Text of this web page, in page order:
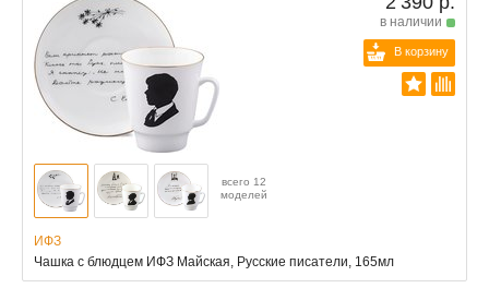
в наличии
В корзину
всего 12
моделей
ИФЗ
Чашка с блюдцем ИФЗ Майская, Русские писатели, 165мл